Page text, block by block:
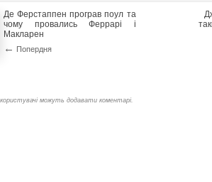
Де Ферстаппен програв поул та
чому провались Феррарі і
Макларен
← Попердня
користувачі можуть додавати коментарі.